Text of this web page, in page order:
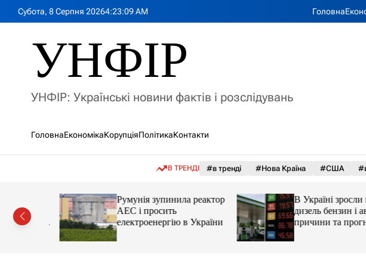
Субота, 8 Серпня 20264:23:11AM Головна
УНФІР
УНФІР: Українські новини фактів і розслідувань
ГоловнаЕкономікаКорупціяПолітикаКонтакти
В ТРЕНДІ #в тренді #Нова Країна #США
цін і
Румунія зупинила реактор
АЕС і просить
електроенергію в України
В Україні зросли
дизель бензин і
причини та